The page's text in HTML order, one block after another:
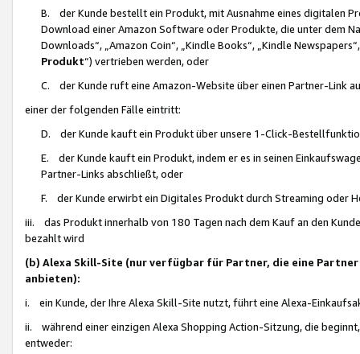
B. der Kunde bestellt ein Produkt, mit Ausnahme eines digitalen
Download einer Amazon Software oder Produkte, die unter dem
Downloads“, „Amazon Coin“, „Kindle Books“, „Kindle
Produkt“) vertrieben werden, oder
C. der Kunde ruft eine Amazon-Website über einen Partner-Link
einer der folgenden Fälle eintritt:
D. der Kunde kauft ein Produkt über unsere 1-Click-
E. der Kunde kauft ein Produkt, indem er es in seinen
Partner-Links abschließt, oder
F. der Kunde erwirbt ein Digitales Produkt durch Streaming oder
iii. das Produkt innerhalb von 180 Tagen nach dem Kauf an den
bezahlt wird
(b) Alexa Skill-Site (nur verfügbar für Partner, die eine
anbieten):
i. ein Kunde, der Ihre Alexa Skill-Site nutzt, führt eine Alexa-
ii. während einer einzigen Alexa Shopping Action-Sitzung, die
entweder: